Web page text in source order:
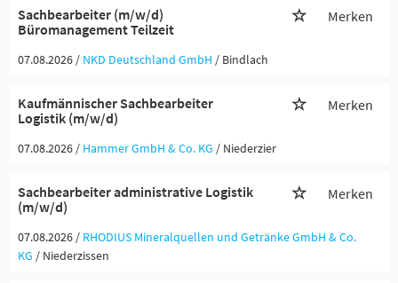
Sachbearbeiter (m/w/d)
Büromanagement Teilzeit
Merken
07.08.2026 / NKD Deutschland GmbH / Bindlach
Kaufmännischer Sachbearbeiter
Logistik (m/w/d)
Merken
07.08.2026 / Hammer GmbH & Co. KG / Niederzier
Sachbearbeiter administrative Logistik
(m/w/d)
Merken
07.08.2026 / RHODIUS Mineralquellen und Getränke GmbH & Co.
KG / Niederzissen